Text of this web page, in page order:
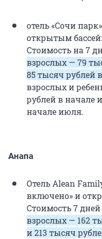
отель «Сочи
открытым
Стоимость на 7
взрослых — 79
85 тысяч рублей
взрослых и
рублей в начале
начале июля.
Анапа
Отель Alean
включено» и
Стоимость 7
взрослых — 162
и 213 тысяч